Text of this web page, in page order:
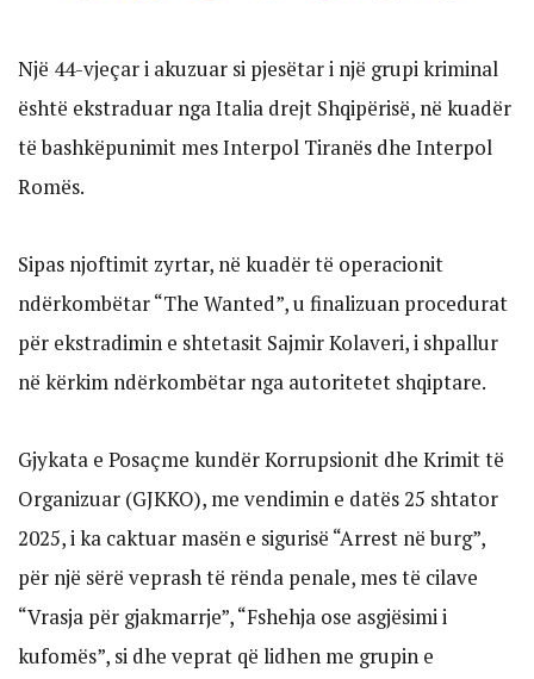
Një 44-vjeçar i akuzuar si pjesëtar i një grupi kriminal
është ekstraduar nga Italia drejt Shqipërisë, në kuadër
të bashkëpunimit mes Interpol Tiranës dhe Interpol
Romës.
Sipas njoftimit zyrtar, në kuadër të operacionit
ndërkombëtar “The Wanted”, u finalizuan procedurat
për ekstradimin e shtetasit Sajmir Kolaveri, i shpallur
në kërkim ndërkombëtar nga autoritetet shqiptare.
Gjykata e Posaçme kundër Korrupsionit dhe Krimit të
Organizuar (GJKKO), me vendimin e datës 25 shtator
2025, i ka caktuar masën e sigurisë “Arrest në burg”,
për një sërë veprash të rënda penale, mes të cilave
“Vrasja për gjakmarrje”, “Fshehja ose asgjësimi i
kufomës”, si dhe veprat që lidhen me grupin e